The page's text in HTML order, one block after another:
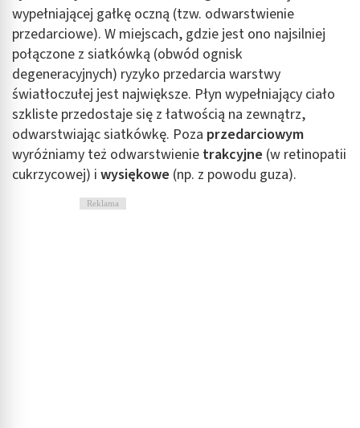
wypełniającej gałkę oczną (tzw. odwarstwienie
przedarciowe). W miejscach, gdzie jest ono najsilniej
połączone z siatkówką (obwód ognisk
degeneracyjnych) ryzyko przedarcia warstwy
światłoczułej jest największe. Płyn wypełniający ciało
szkliste przedostaje się z łatwością na zewnątrz,
odwarstwiając siatkówkę. Poza przedarciowym
wyróżniamy też odwarstwienie trakcyjne (w retinopatii
cukrzycowej) i wysiękowe (np. z powodu guza).
Reklama